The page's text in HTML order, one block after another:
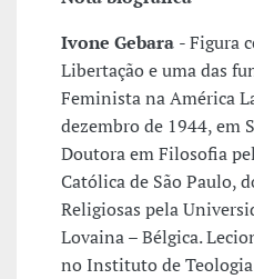
Ivone Gebara - Figura
Libertação e uma das
Feminista na América
dezembro de 1944, em
Doutora em Filosofia
Católica de São Paulo,
Religiosas pela
Lovaina – Bélgica.
no Instituto de Teologia